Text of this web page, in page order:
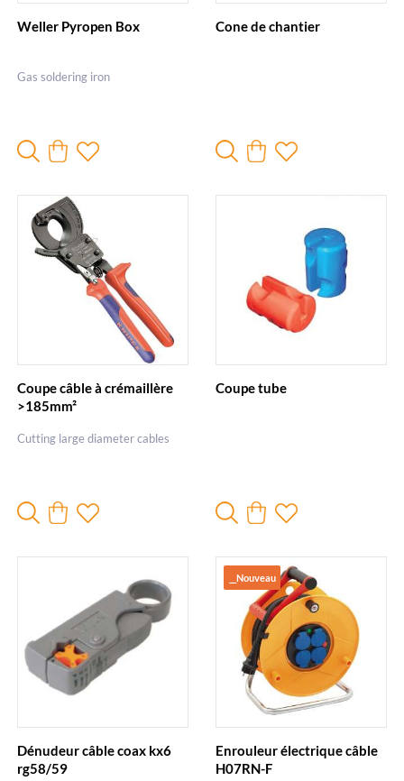
Weller Pyropen Box
Gas soldering iron
Cone de chantier
Coupe câble à crémaillère
>185mm²
Cutting large diameter cables
Coupe tube
Dénudeur câble coax kx6
rg58/59
__Nouveau
Enrouleur électrique câble
H07RN-F